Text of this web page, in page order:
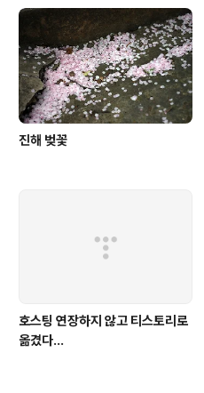
진해 벚꽃
호스팅 연장하지 않고 티스토리로
옮겼다...